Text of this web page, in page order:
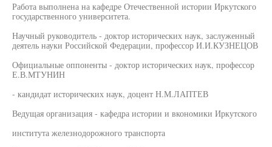
Работа выполнена на кафедре Отечественной истории Иркутского
государственного университета.
Научный руководитель - доктор исторических наук, заслуженный
деятель науки Российской Федерации, профессор И.И.КУЗНЕЦОВ
Официальные оппоненты - доктор исторических наук, профессор
Е.В.МТУНИН
- кандидат исторических наук, доцент Н.М.ЛАПТЕВ
Ведущая организация - кафедра истории и вкономики Иркутского
института железнодорожного транспорта